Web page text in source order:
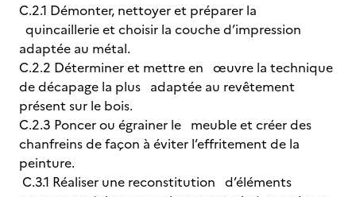
C.2.1 Démonter, nettoyer et préparer la
quincaillerie et choisir la couche d’impression
adaptée au métal.
C.2.2 Déterminer et mettre en œuvre la technique
de décapage la plus adaptée au revêtement
présent sur le bois.
C.2.3 Poncer ou égrainer le meuble et créer des
chanfreins de façon à éviter l’effritement de la
peinture.
C.3.1 Réaliser une reconstitution d’éléments